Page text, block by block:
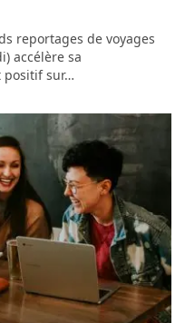
reportages de voyages
accélère sa
positif sur…